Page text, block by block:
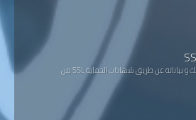
أقصى قدر من الأمان لموقعك و بياناته عن طريق شهادات الحماية SSL من